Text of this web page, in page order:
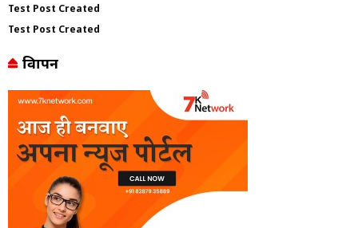
Test Post Created
Test Post Created
विज्ञापन